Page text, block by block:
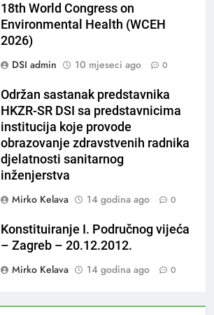
18th World Congress on
Environmental Health (WCEH
2026)
DSI admin
10 mjeseci ago 0
Održan sastanak predstavnika
HKZR-SR DSI sa predstavnicima
institucija koje provode
obrazovanje zdravstvenih radnika
djelatnosti sanitarnog
inženjerstva
Mirko Kelava
14 godina ago 0
Konstituiranje I. Područnog vijeća
– Zagreb – 20.12.2012.
Mirko Kelava
14 godina ago 0